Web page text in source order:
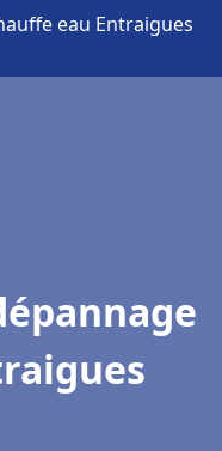
eau Entraigues